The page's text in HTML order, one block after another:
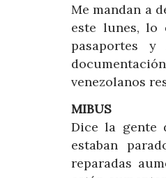
Me mandan a
este lunes, lo
pasaportes
venezolanos
MIBUS
Dice la gente
estaban
reparadas